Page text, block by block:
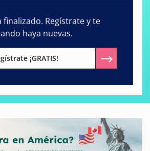
finalizado. Regístrate y te
haya nuevas.
¡GRATIS!